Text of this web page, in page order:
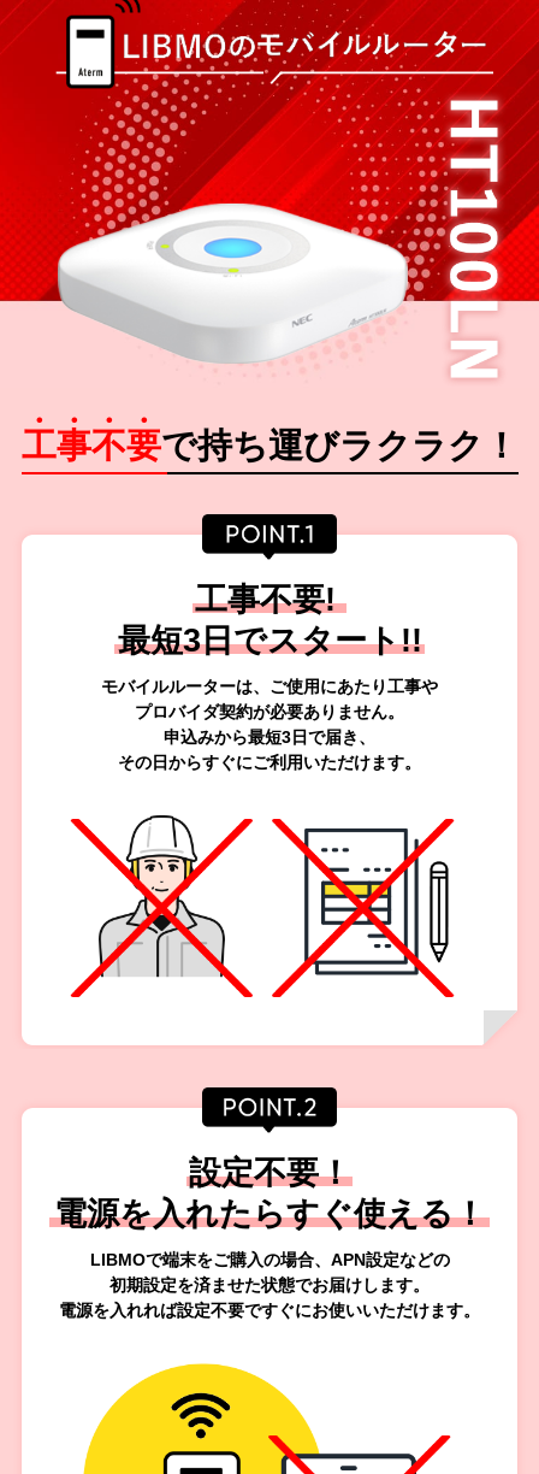
工事不要で持ち運びラクラク！
工事不要!
最短3日でスタート!!
モバイルルーターは、ご使用にあたり工事や
プロバイダ契約が必要ありません。
申込みから最短3日で届き、
その日からすぐにご利用いただけます。
設定不要！
電源を入れたらすぐ使える！
LIBMOで端末をご購入の場合、APN設定などの
初期設定を済ませた状態でお届けします。
電源を入れれば設定不要ですぐにお使いいただけます。